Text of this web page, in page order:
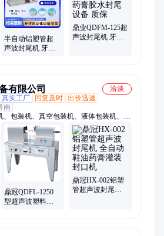
塑料袋封口机、复合袋封口机、酱料瓶真
半自动铝塑管超
声波封尾机 牙膏
鼎业QDFM-125超
声波封尾机 牙膏
有限公司
洽谈
真实工厂 回复及时 出价迅速
南
、包装机、真空包装机、液体包装机、膏
、颗粒包装机、粉末包装机、杂粮包装
机、真空封口机、超声波封口机、超声波
、给袋机、真空旋盖机、收缩机、封切
装机、贴标机、面粉包装秤
鼎冠QDFL-1250
型超声波塑料管
鼎冠HX-002铝塑
管超声波封尾机